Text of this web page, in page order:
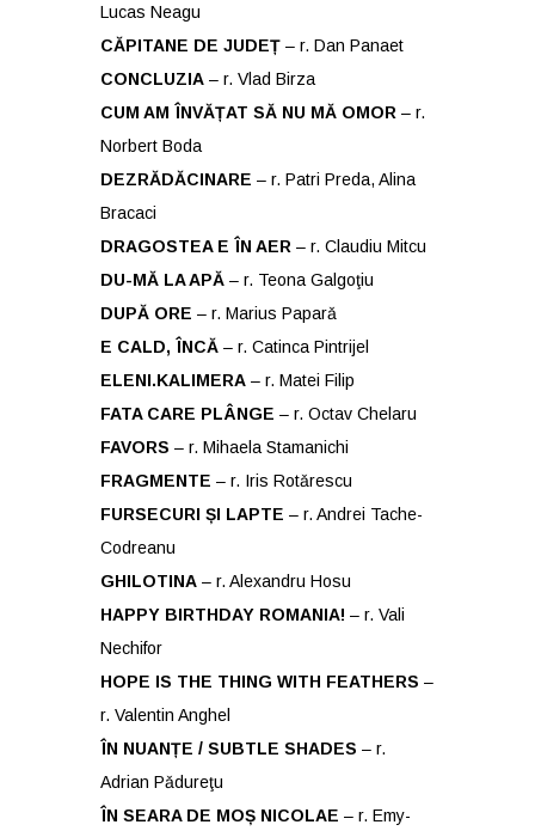
Lucas Neagu
CĂPITANE DE JUDEȚ – r. Dan Panaet
CONCLUZIA – r. Vlad Birza
CUM AM ÎNVĂȚAT SĂ NU MĂ OMOR – r.
Norbert Boda
DEZRĂDĂCINARE – r. Patri Preda, Alina
Bracaci
DRAGOSTEA E ÎN AER – r. Claudiu Mitcu
DU-MĂ LA APĂ – r. Teona Galgoţiu
DUPĂ ORE – r. Marius Paparǎ
E CALD, ÎNCĂ – r. Catinca Pintrijel
ELENI.KALIMERA – r. Matei Filip
FATA CARE PLÂNGE – r. Octav Chelaru
FAVORS – r. Mihaela Stamanichi
FRAGMENTE – r. Iris Rotǎrescu
FURSECURI ȘI LAPTE – r. Andrei Tache-
Codreanu
GHILOTINA – r. Alexandru Hosu
HAPPY BIRTHDAY ROMANIA! – r. Vali
Nechifor
HOPE IS THE THING WITH FEATHERS –
r. Valentin Anghel
ÎN NUANȚE / SUBTLE SHADES – r.
Adrian Pǎdureţu
ÎN SEARA DE MOȘ NICOLAE – r. Emy-